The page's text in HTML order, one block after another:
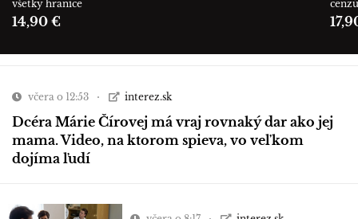
všetky hranice
14,90 €
včera o 12:53 interez.sk
Dcéra Márie Čírovej má vraj rovnaký dar ako jej
mama. Video, na ktorom spieva, vo veľkom
dojíma ľudí